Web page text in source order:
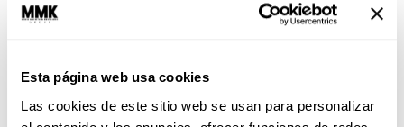
Esta página web usa cookies
Las cookies de este sitio web se usan para personalizar
Aspartame
Seguridad Alimentariaen Europa, establece un
consumo recomendado de 40mg por kilo de la